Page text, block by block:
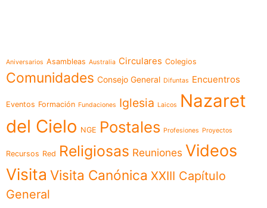
Aniversarios Asambleas Australia Circulares Colegios
Comunidades Consejo General Difuntas Encuentros
Eventos Formación Fundaciones Iglesia Laicos
Nazaret
del Cielo NGE Postales Profesiones Proyectos
Recursos Red Religiosas Reuniones Videos
Visita Visita Canónica XXIII Capítulo
General